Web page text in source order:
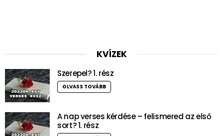
KVÍZEK
Szerepel? 1. rész
OLVASS TOVÁBB
A nap verses kérdése – felismered az első
sort? 1. rész